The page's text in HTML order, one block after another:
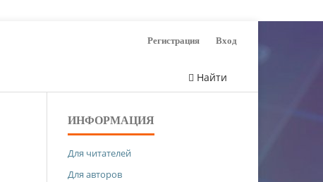
Найти
Регистрация Вход
ИНФОРМАЦИЯ
Для читателей
Для авторов